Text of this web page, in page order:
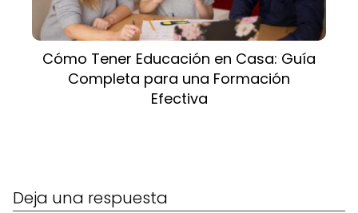
Cómo Tener Educación en Casa: Guía
Completa para una Formación
Efectiva
Deja una respuesta